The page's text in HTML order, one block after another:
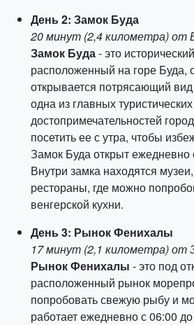
День 2: Замок Буда
20 минут (2,4 километра) от
Замок Буда- это
расположенный на горе Буда,
открывается потрясающий
одна из главных туристических
достопримечательностей
посетить ее с утра, чтобы
Замок Буда открыт ежедневно
Внутри замка находятся
рестораны, где можно
венгерской кухни.
День 3: Рынок Фенихалы
17 минут (2,1 километра) от
Рынок Фенихалы - это под
расположенный рынок
попробовать свежую рыбу и
работает ежедневно с 06:00